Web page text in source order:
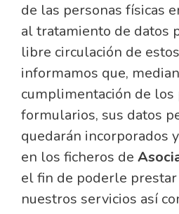
de las personas físicas
al tratamiento de datos
libre circulación de
informamos que,
cumplimentación de los
formularios, sus datos
quedarán incorporados
en los ficheros de
el fin de poderle
nuestros servicios así